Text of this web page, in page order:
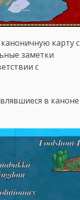
карту с
заметки
с
в каноне